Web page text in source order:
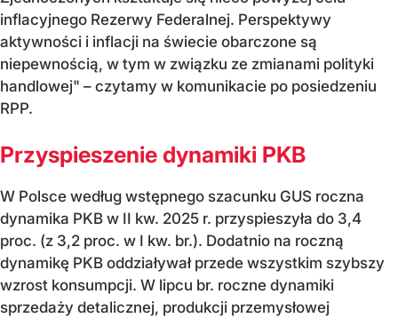
inflacyjnego Rezerwy Federalnej. Perspektywy
aktywności i inflacji na świecie obarczone są
niepewnością, w tym w związku ze zmianami polityki
handlowej" – czytamy w komunikacie po posiedzeniu
RPP.
Przyspieszenie dynamiki PKB
W Polsce według wstępnego szacunku GUS roczna
dynamika PKB w II kw. 2025 r. przyspieszyła do 3,4
proc. (z 3,2 proc. w I kw. br.). Dodatnio na roczną
dynamikę PKB oddziaływał przede wszystkim szybszy
wzrost konsumpcji. W lipcu br. roczne dynamiki
sprzedaży detalicznej, produkcji przemysłowej